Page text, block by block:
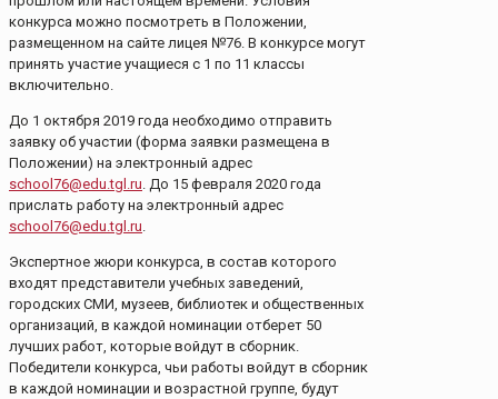
конкурса можно посмотреть в Положении,
размещенном на сайте лицея №76. В конкурсе могут
принять участие учащиеся с 1 по 11 классы
включительно.
До 1 октября 2019 года необходимо отправить
заявку об участии (форма заявки размещена в
Положении) на электронный адрес
school76@edu.tgl.ru. До 15 февраля 2020 года
прислать работу на электронный адрес
school76@edu.tgl.ru.
Экспертное жюри конкурса, в состав которого
входят представители учебных заведений,
городских СМИ, музеев, библиотек и общественных
организаций, в каждой номинации отберет 50
лучших работ, которые войдут в сборник.
Победители конкурса, чьи работы войдут в сборник
в каждой номинации и возрастной группе, будут